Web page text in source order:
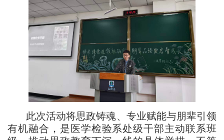
此次活动将思政铸魂、专业赋能与朋辈引领
有机融合，是医学检验系处级干部主动联系班